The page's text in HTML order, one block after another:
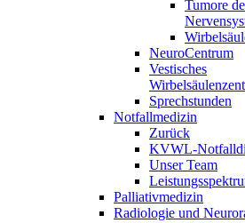
Tumore
NeuroCentrum
Vestisches
Sprechstunden
Notfallmedizin
Zurück
KVWL-
Unser Team
Palliativmedizin
Radiologie und